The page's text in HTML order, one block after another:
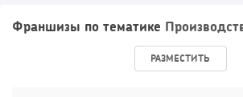
Франшизы по тематике
РАЗМЕСТИТЬ